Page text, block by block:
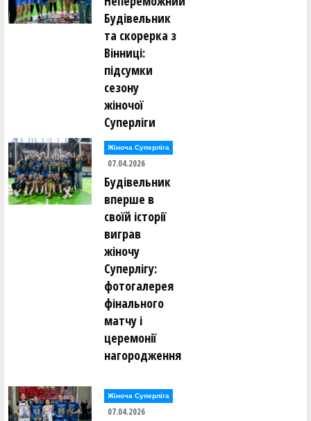
Будівельник
та скорерка з
Вінниці:
підсумки
сезону
жіночої
Суперліги
Жіноча Суперліга
07.04.2026
Будівельник
вперше в
своїй історії
виграв
жіночу
Суперлігу:
фотогалерея
фінального
матчу і
церемонії
нагородження
Жіноча Суперліга
07.04.2026